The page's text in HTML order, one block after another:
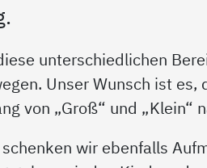
unterschiedlichen
Unser Wunsch ist es,
von „Groß“ und „Klein“
wir ebenfalls